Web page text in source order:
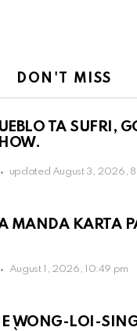
DON'T MISS
TA SUFRI,
updated August 3, 2026,
MANDA KARTA
August 1, 2026, 10:49 pm
WONG-LOI-